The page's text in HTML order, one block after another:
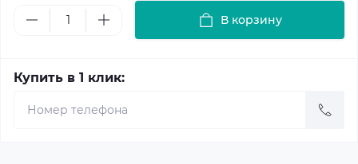
В корзину
Купить в 1 клик: